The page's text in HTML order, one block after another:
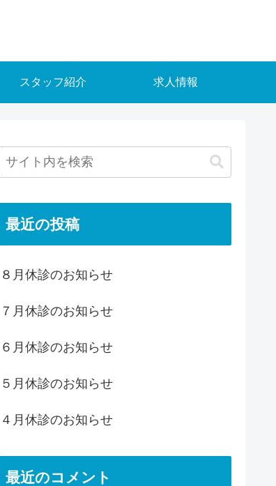
スタッフ紹介 求人情報
最近の投稿
８月休診のお知らせ
７月休診のお知らせ
６月休診のお知らせ
５月休診のお知らせ
４月休診のお知らせ
最近のコメント